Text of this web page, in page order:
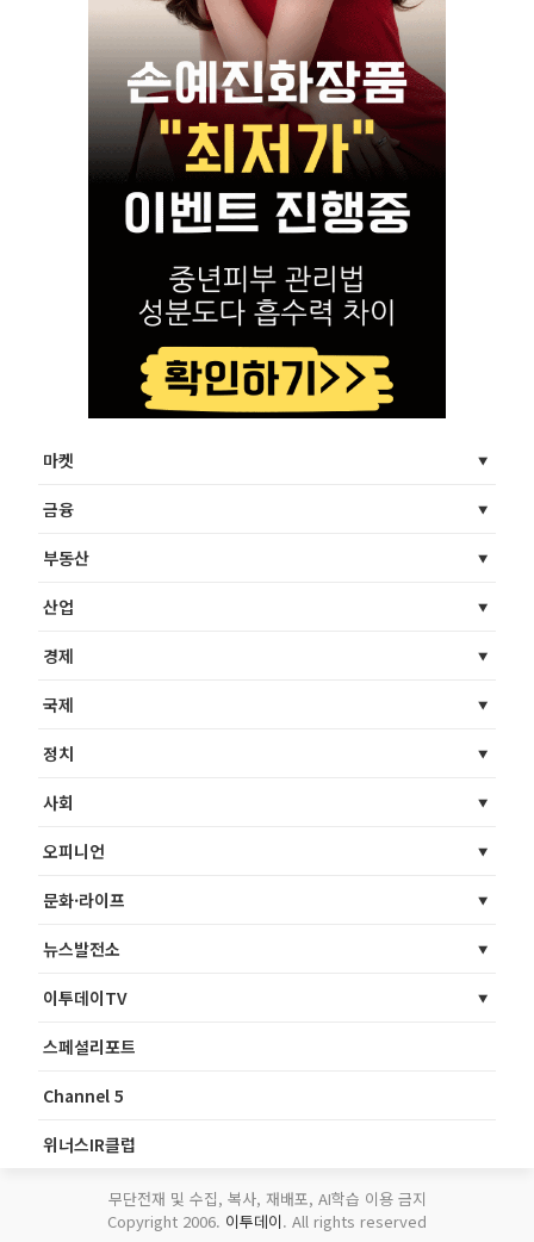
마켓
금융
부동산
산업
경제
국제
정치
사회
오피니언
문화·라이프
뉴스발전소
이투데이TV
스페셜리포트
Channel 5
위너스IR클럽
무단전재 및 수집, 복사, 재배포, AI학습 이용 금지
Copyright 2006. 이투데이. All rights reserved